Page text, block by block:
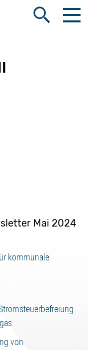
Suche öffnen
Mai 2024
kommunale
von